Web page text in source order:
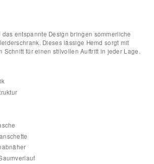
entspannte Design bringen sommerliche
Dieses lässige Hemd sorgt mit
Schnitt für einen stilvollen Auftritt in jeder Lage.